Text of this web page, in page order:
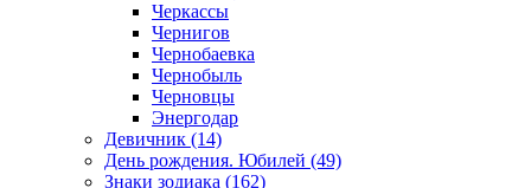
Черкассы
Чернигов
Чернобаевка
Чернобыль
Черновцы
Энергодар
Девичник (14)
День рождения. Юбилей (49)
Знаки зодиака (162)